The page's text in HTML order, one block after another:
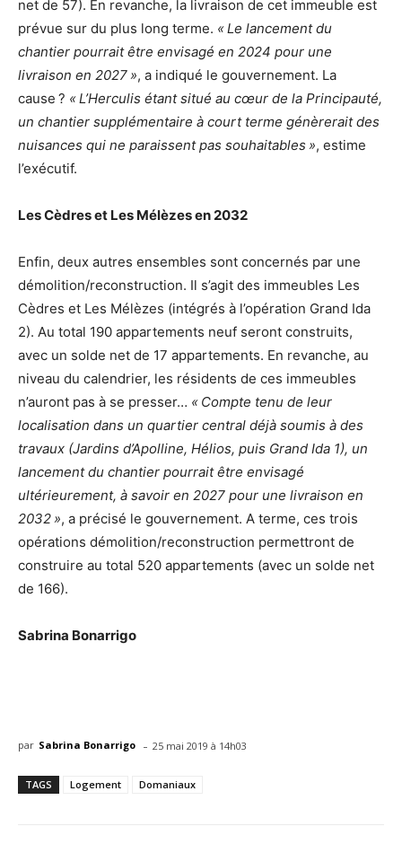
net de 57). En revanche, la livraison de cet immeuble est
prévue sur du plus long terme. « Le lancement du
chantier pourrait être envisagé en 2024 pour une
livraison en 2027 », a indiqué le gouvernement. La
cause ? « L’Herculis étant situé au cœur de la Principauté,
un chantier supplémentaire à court terme génèrerait des
nuisances qui ne paraissent pas souhaitables », estime
l’exécutif.
Les Cèdres et Les Mélèzes en 2032
Enfin, deux autres ensembles sont concernés par une
démolition/reconstruction. Il s’agit des immeubles Les
Cèdres et Les Mélèzes (intégrés à l’opération Grand Ida
2). Au total 190 appartements neuf seront construits,
avec un solde net de 17 appartements. En revanche, au
niveau du calendrier, les résidents de ces immeubles
n’auront pas à se presser… « Compte tenu de leur
localisation dans un quartier central déjà soumis à des
travaux (Jardins d’Apolline, Hélios, puis Grand Ida 1), un
lancement du chantier pourrait être envisagé
ultérieurement, à savoir en 2027 pour une livraison en
2032 », a précisé le gouvernement. A terme, ces trois
opérations démolition/reconstruction permettront de
construire au total 520 appartements (avec un solde net
de 166).
Sabrina Bonarrigo
par Sabrina Bonarrigo - 25 mai 2019 à 14h03
TAGS Logement Domaniaux